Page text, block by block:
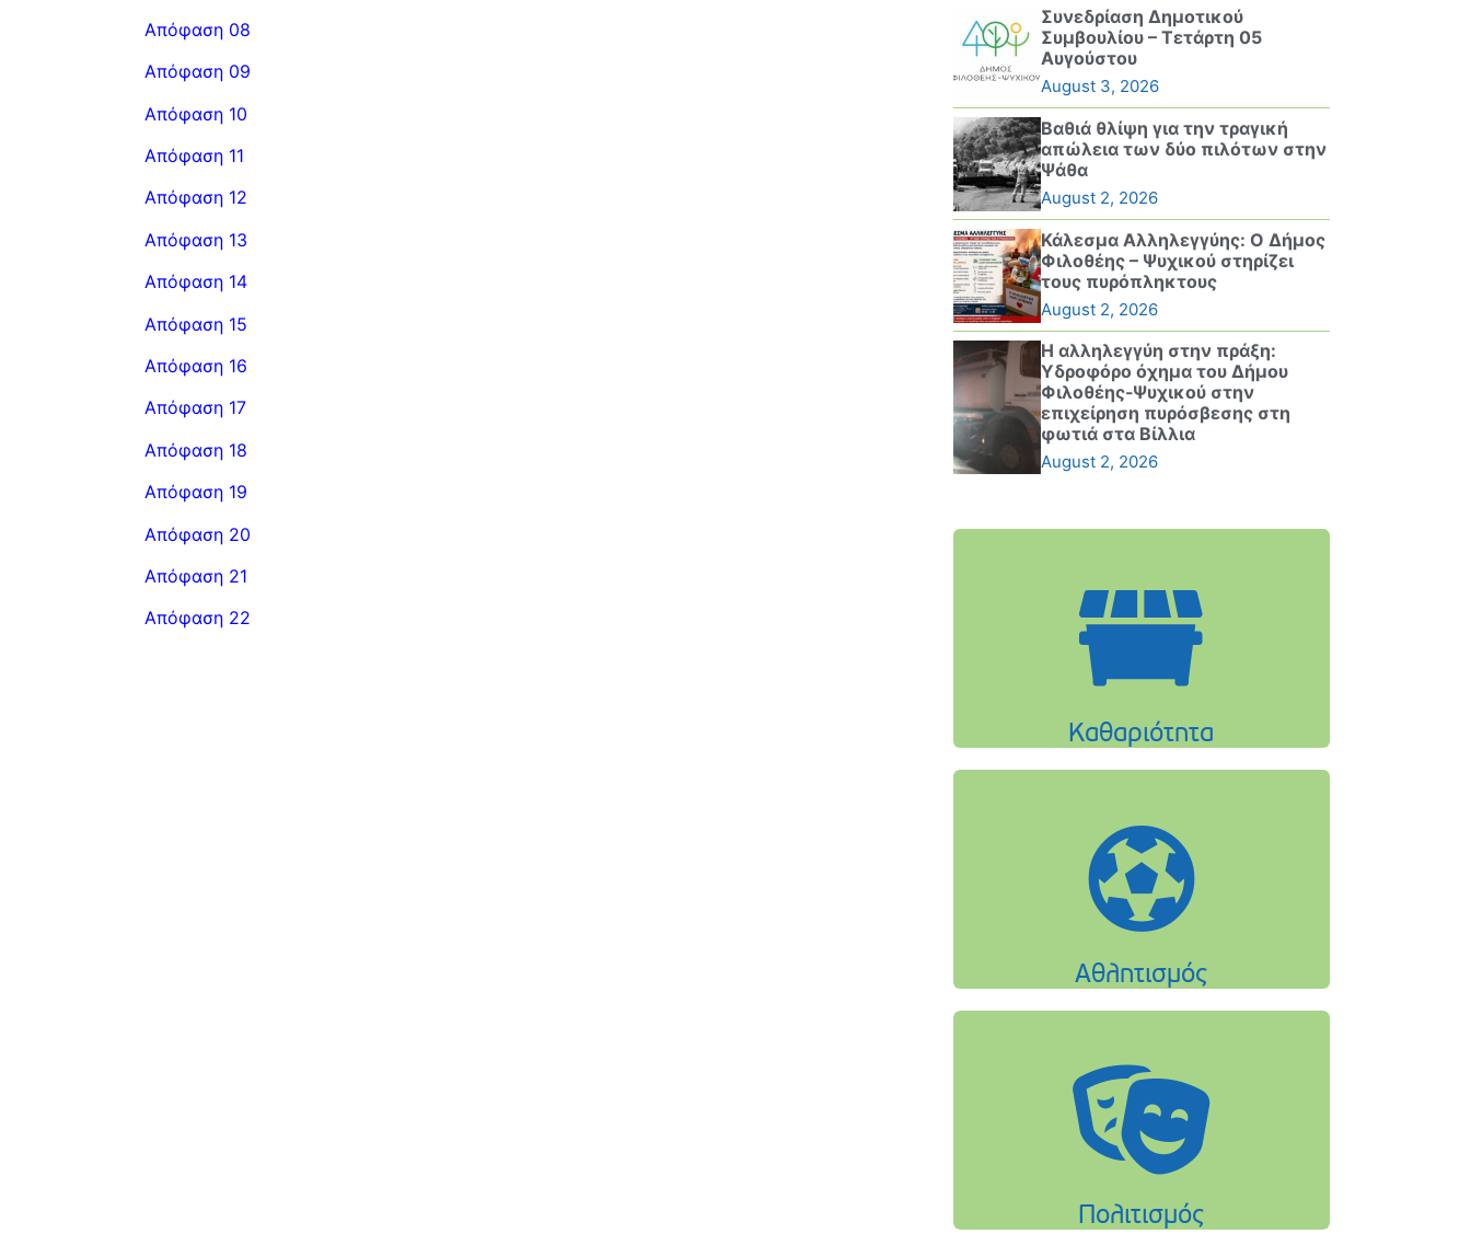
Απόφαση 08
Απόφαση 09
Απόφαση 10
Απόφαση 11
Απόφαση 12
Απόφαση 13
Απόφαση 14
Απόφαση 15
Απόφαση 16
Απόφαση 17
Απόφαση 18
Απόφαση 19
Απόφαση 20
Απόφαση 21
Απόφαση 22
Συνεδρίαση Δημοτικού
Συμβουλίου – Τετάρτη 05
Αυγούστου
August 3, 2026
Βαθιά θλίψη για την τραγική
απώλεια των δύο πιλότων στην
Ψάθα
August 2, 2026
Κάλεσμα Αλληλεγγύης: Ο Δήμος
Φιλοθέης – Ψυχικού στηρίζει
τους πυρόπληκτους
August 2, 2026
Η αλληλεγγύη στην πράξη:
Υδροφόρο όχημα του Δήμου
Φιλοθέης-Ψυχικού στην
επιχείρηση πυρόσβεσης στη
φωτιά στα Βίλλια
August 2, 2026